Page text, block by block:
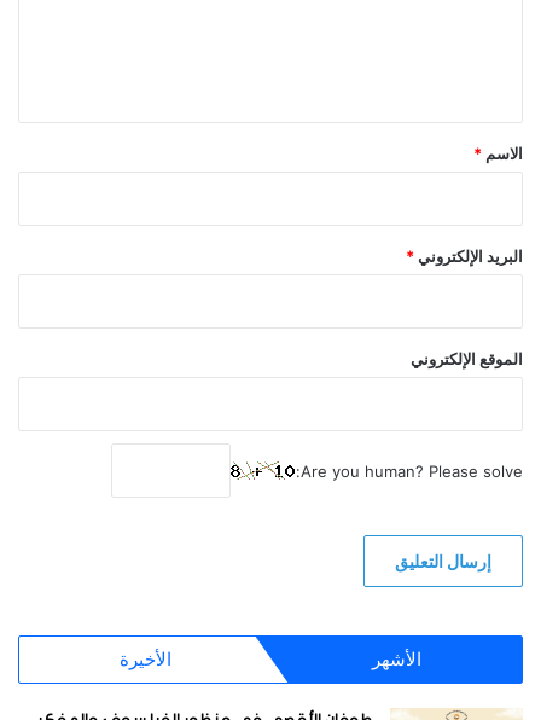
*
الاسم *
البريد الإلكتروني *
الموقع الإلكتروني
Are you human? Please solve:
الأشهر الأخيرة